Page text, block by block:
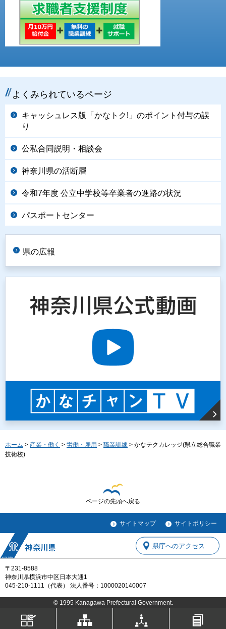
よくみられているページ
キャッシュレス版「かなトク!」のポイント付与の誤
り
公私合同説明・相談会
神奈川県の活断層
令和7年度 公立中学校等卒業者の進路の状況
パスポートセンター
県の広報
ホーム > 産業・働く > 労働・雇用 > 職業訓練 > かなテクカレッジ(県立総合職業
技術校)
ページの先頭へ戻る
サイトマップ サイトポリシー
〒231-8588
神奈川県横浜市中区日本大通1
045-210-1111（代表） 法人番号：1000020140007
県庁へのアクセス
© 1995 Kanagawa Prefectural Government.